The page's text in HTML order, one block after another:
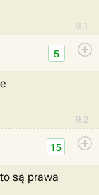
9.1
9.2
5
15
są prawa